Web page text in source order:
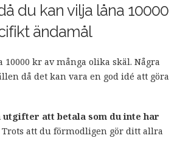
du kan vilja låna 10000
ändamål
kr av många olika skäl. Några
då det kan vara en god idé att göra
utgifter att betala som du inte har
att du förmodligen gör ditt allra